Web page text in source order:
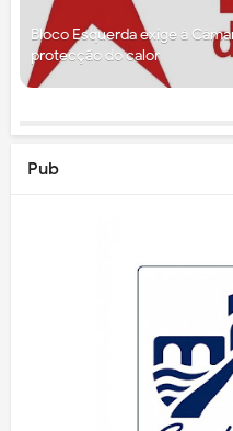
Bloco Esquerda exige à
protecção do calor
Pub